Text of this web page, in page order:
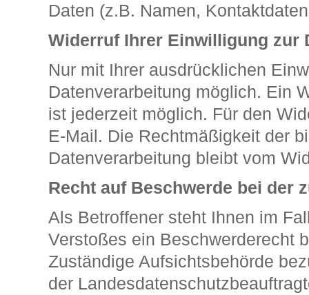
Daten (z.B. Namen,
Widerruf Ihrer Einwilligung zur
Nur mit Ihrer ausdrücklichen
Datenverarbeitung möglich. Ein
ist jederzeit möglich. Für den
E-Mail. Die Rechtmäßigkeit der
Datenverarbeitung bleibt vom
Recht auf Beschwerde bei der
Als Betroffener steht Ihnen im
Verstoßes ein Beschwerderecht
Zuständige Aufsichtsbehörde
der